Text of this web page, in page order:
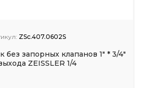
ZSc.407.0602S
без запорных клапанов 1" * 3/4"
ZEISSLER 1/4